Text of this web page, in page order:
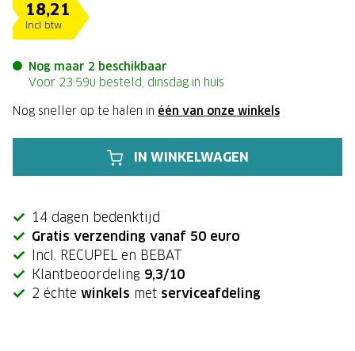
18,21
Incl btw
Nog maar 2 beschikbaar
Voor 23:59u besteld, dinsdag in huis
Nog sneller op te halen in één van onze winkels
IN WINKELWAGEN
14 dagen bedenktijd
Gratis verzending vanaf 50 euro
Incl. RECUPEL en BEBAT
Klantbeoordeling 9,3/10
2 échte winkels met serviceafdeling